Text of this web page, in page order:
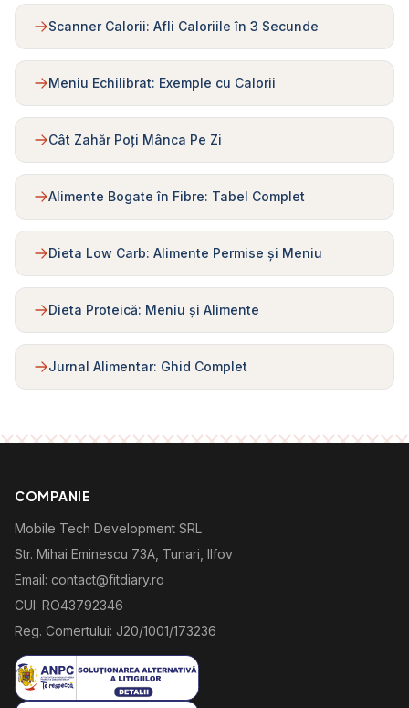
Scanner Calorii: Afli Caloriile în 3 Secunde
Meniu Echilibrat: Exemple cu Calorii
Cât Zahăr Poți Mânca Pe Zi
Alimente Bogate în Fibre: Tabel Complet
Dieta Low Carb: Alimente Permise și Meniu
Dieta Proteică: Meniu și Alimente
Jurnal Alimentar: Ghid Complet
COMPANIE
Mobile Tech Development SRL
Str. Mihai Eminescu 73A, Tunari, Ilfov
Email: contact@fitdiary.ro
CUI: RO43792346
Reg. Comertului: J20/1001/173236